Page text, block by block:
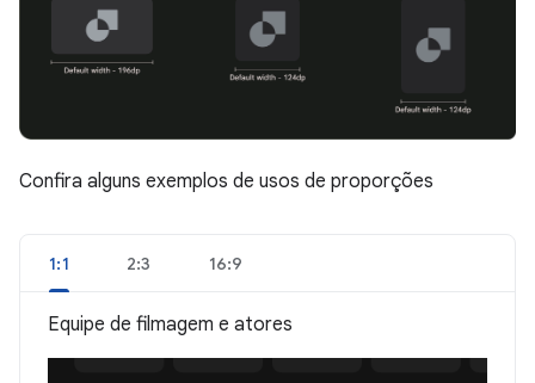
Confira alguns exemplos de usos de proporções
1:1 2:3 16:9
Equipe de filmagem e atores